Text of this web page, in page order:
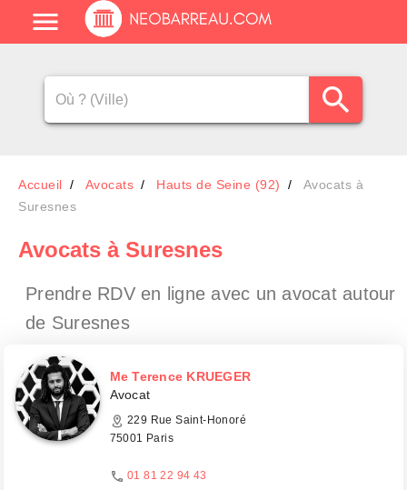
Accueil Avocats Hauts de Seine (92)
Avocats à
Suresnes
Avocats à Suresnes
Prendre RDV en ligne avec un avocat autour
de Suresnes
Me Terence KRUEGER
Avocat
229 Rue Saint-Honoré
75001 Paris
01 81 22 94 43